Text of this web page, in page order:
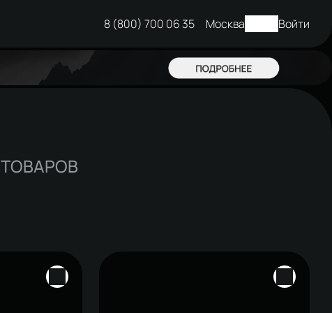
8 (800) 700 06 35 Москва Войти
ТОВАРОВ